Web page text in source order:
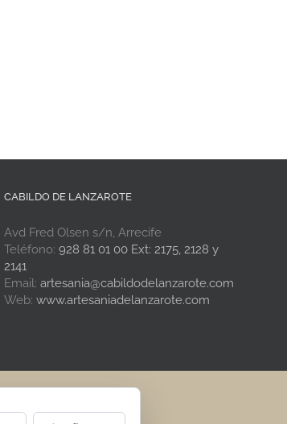
CABILDO DE LANZAROTE
Avd Fred Olsen s/n, Arrecife
Teléfono: 928 81 01 00 Ext: 2175, 2128 y
2141
Email: artesania@cabildodelanzarote.com
Web: www.artesaniadelanzarote.com